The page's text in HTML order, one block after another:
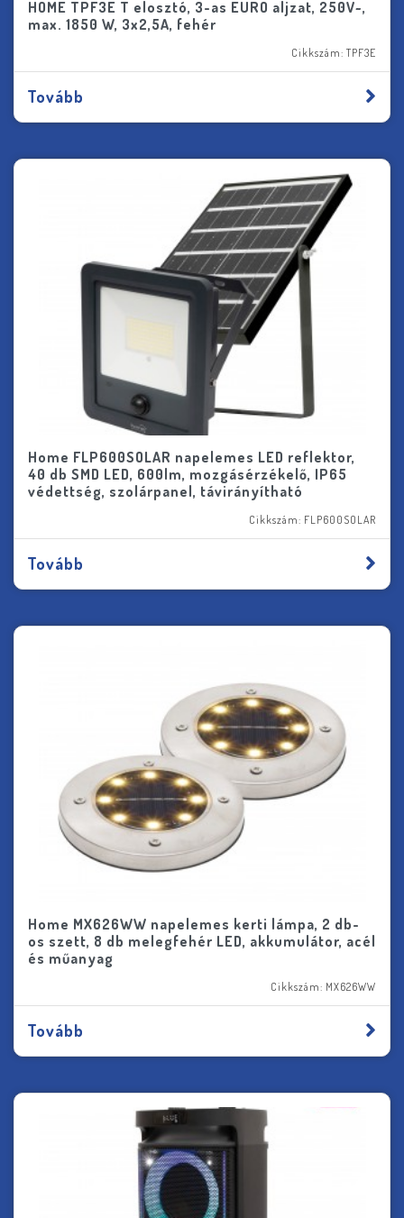
HOME TPF3E T elosztó, 3-as EURO aljzat, 250V~,
max. 1850 W, 3x2,5A, fehér
Cikkszám: TPF3E
Tovább
Home FLP600SOLAR napelemes LED reflektor,
40 db SMD LED, 600lm, mozgásérzékelő, IP65
védettség, szolárpanel, távirányítható
Cikkszám: FLP600SOLAR
Tovább
Home MX626WW napelemes kerti lámpa, 2 db-
os szett, 8 db melegfehér LED, akkumulátor, acél
és műanyag
Cikkszám: MX626WW
Tovább